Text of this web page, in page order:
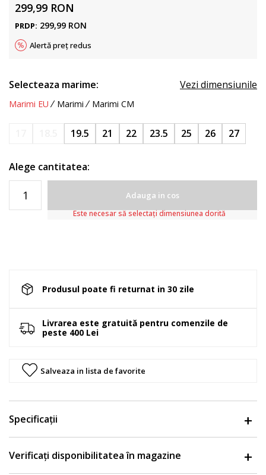
299,99 RON
PRDP: 299,99 RON
Alertă preț redus
Selecteaza marime: Vezi dimensiunile
Marimi EU Marimi Marimi CM
19.5 21 22 23.5 25 26 27
Alege cantitatea:
Adauga in cos
Este necesar să selectați dimensiunea dorită
Produsul poate fi returnat in 30 zile
Livrarea este gratuită pentru comenzile de
peste 400 Lei
Salveaza in lista de favorite
Specificații
Verificați disponibilitatea în magazine